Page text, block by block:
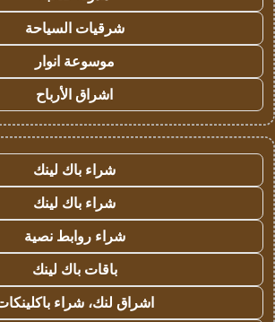
شرقيات السياحة
موسوعة انوار
اشراق الأرباح
شراء باك لينك
شراء باك لينك
شراء روابط نصية
باقات باك لينك
اشراق لنك، شراء